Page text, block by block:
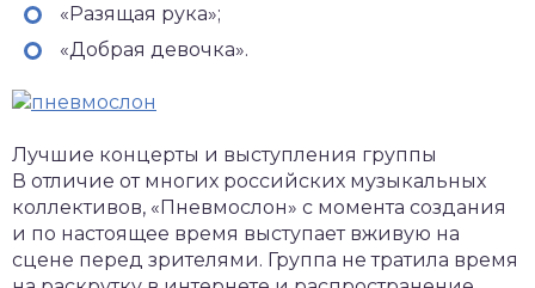
«Разящая рука»;
«Добрая девочка».
Лучшие концерты и выступления группы
В отличие от многих российских музыкальных
коллективов, «Пневмослон» с момента создания
и по настоящее время выступает вживую на
сцене перед зрителями. Группа не тратила время